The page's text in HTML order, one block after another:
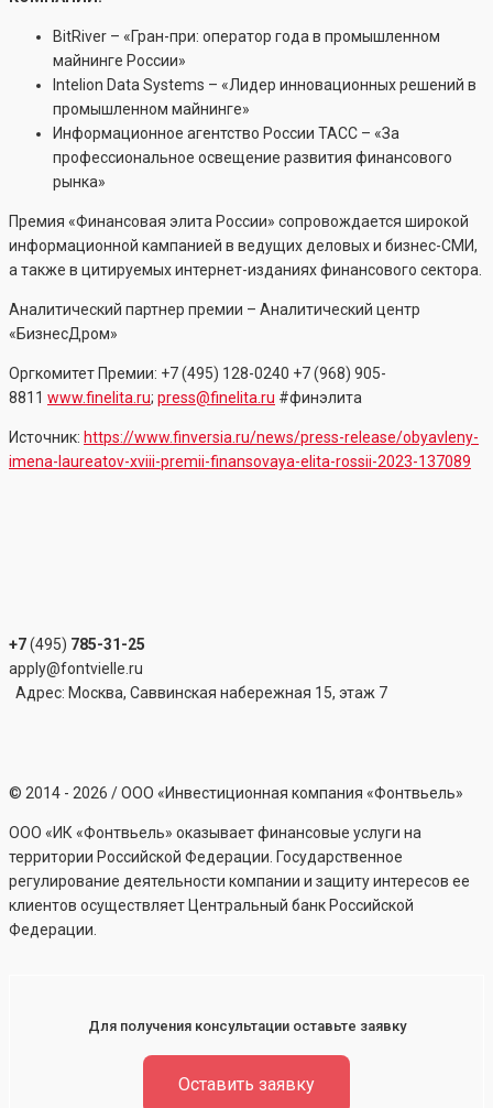
BitRiver – «Гран-при: оператор года в промышленном
майнинге России»
Intelion Data Systems – «Лидер инновационных решений в
промышленном майнинге»
Информационное агентство России ТАСС – «За
профессиональное освещение развития финансового
рынка»
Премия «Финансовая элита России» сопровождается широкой
информационной кампанией в ведущих деловых и бизнес-СМИ,
а также в цитируемых интернет-изданиях финансового сектора.
Аналитический партнер премии – Аналитический центр
«БизнесДром»
Оргкомитет Премии: +7 (495) 128-0240 +7 (968) 905-
8811 www.finelita.ru; press@finelita.ru #финэлита
Источник: https://www.finversia.ru/news/press-release/obyavleny-
imena-laureatov-xviii-premii-finansovaya-elita-rossii-2023-137089
+7(495) 785-31-25
apply@fontvielle.ru
Адрес: Москва, Саввинская набережная 15, этаж 7
© 2014 - 2026 / ООО «Инвестиционная компания «Фонтвьель»
ООО «ИК «Фонтвьель» оказывает финансовые услуги на
территории Российской Федерации. Государственное
регулирование деятельности компании и защиту интересов ее
клиентов осуществляет Центральный банк Российской
Федерации.
Для получения консультации оставьте заявку
Оставить заявку